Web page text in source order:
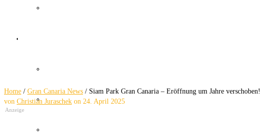
SUC
Siam Park Gran Canaria
Eröffnung um Jahre verschoben!
Home / Gran Canaria News / Siam Park Gran Canaria – Eröffnung um Jahre verschoben!
von Christian Juraschek on 24. April 2025
Anzeige